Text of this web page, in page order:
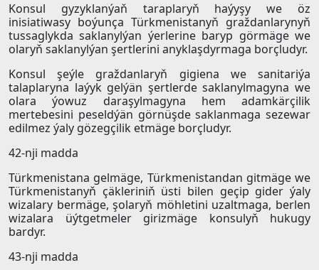
Konsul gyzyklanýaň taraplaryň haýyşy we öz
inisiatiwasy boýunça Türkmenistanyň graždanlarynyň
tussaglykda saklanylýan ýerlerine baryp görmäge we
olaryň saklanylýan şertlerini anyklaşdyrmaga borçludyr.
Konsul şeýle graždanlaryň gigiena we sanitariýa
talaplaryna laýyk gelýän şertlerde saklanylmagyna we
olara ýowuz daraşylmagyna hem adamkärçilik
mertebesini peseldýän görnüşde saklanmaga sezewar
edilmez ýaly gözegçilik etmäge borçludyr.
42-nji madda
Türkmenistana gelmäge, Türkmenistandan gitmäge we
Türkmenistanyň çäkleriniň üsti bilen geçip gider ýaly
wizalary bermäge, şolaryň möhletini uzaltmaga, berlen
wizalara üýtgetmeler girizmäge konsulyň hukugy
bardyr.
43-nji madda